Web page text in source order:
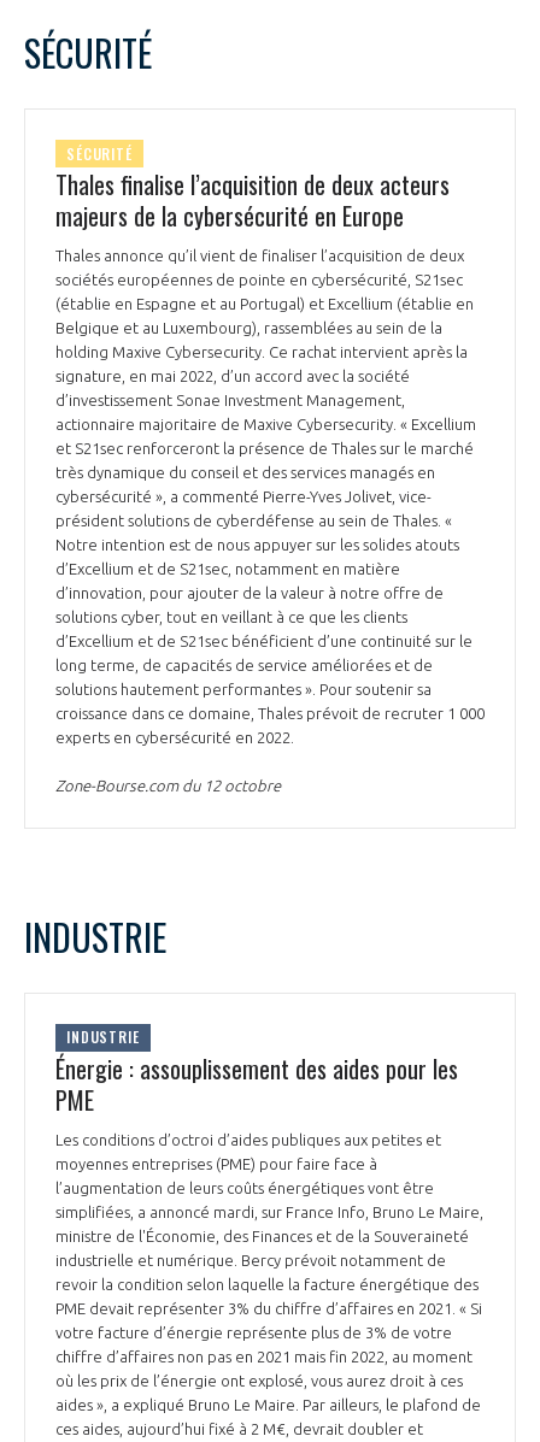
PRÉSENTATION
NOTRE VISION
NOS MISSIONS
NOTRE HISTOIRE
ORGANISATION
LE CONSEIL DU GIFAS
L’ÉQUIPE DU GIFAS
NOS RÉSEAUX À L'INTERNATIONAL
FONCTIONNEMENT
GEADS
COMITÉ AERO PME
STARTAIR
COMMISSIONS ET COMITÉS
ACCOMPAGNEMENT DE NOS ADHÉRENTS
LES PROGRAMMES DU GIFAS
UN ÉCOSYSTÈME INTÉGRÉ ET COHÉRENT
POURQUOI DEVENIR MEMBRE ?
LA MÉDIATION
LA MÉDIATION DANS LA FILIÈRE AÉRONAUTIQUE ET SPATIALE
LE MÉDIATEUR DE LA FILIÈRE AÉRONAUTIQUE ET SPATIALE
MÉDIATION ET CHARTE D’ENGAGEMENT SUR LES RELATIONS ENTRE
CLIENTS ET FOURNISSEURS
LA MÉDIATION AU-DELÀ DE LA FILIÈRE AÉRONAUTIQUE ET SPATIALE
LE SALON DU BOURGET
L'OBSERVATOIRE
CHIFFRES CLÉS
LES ENJEUX
INNOVATION
INTERNATIONALISATION
DOCUMENTS & BROCHURES
RAPPORTS D'ACTIVITÉS
1
2
10
13
17
18
31
SÉCURITÉ
SÉCURITÉ
Thales finalise l’acquisition de deux acteurs
majeurs de la cybersécurité en Europe
Thales annonce qu’il vient de finaliser l’acquisition de deux
sociétés européennes de pointe en cybersécurité, S21sec
(établie en Espagne et au Portugal) et Excellium (établie en
Belgique et au Luxembourg), rassemblées au sein de la
holding Maxive Cybersecurity. Ce rachat intervient après la
signature, en mai 2022, d’un accord avec la société
d’investissement Sonae Investment Management,
actionnaire majoritaire de Maxive Cybersecurity. « Excellium
et S21sec renforceront la présence de Thales sur le marché
très dynamique du conseil et des services managés en
cybersécurité », a commenté Pierre-Yves Jolivet, vice-
président solutions de cyberdéfense au sein de Thales. «
Notre intention est de nous appuyer sur les solides atouts
d’Excellium et de S21sec, notamment en matière
d’innovation, pour ajouter de la valeur à notre offre de
solutions cyber, tout en veillant à ce que les clients
d’Excellium et de S21sec bénéficient d’une continuité sur le
long terme, de capacités de service améliorées et de
solutions hautement performantes ». Pour soutenir sa
croissance dans ce domaine, Thales prévoit de recruter 1 000
experts en cybersécurité en 2022.
Zone-Bourse.com du 12 octobre
INDUSTRIE
INDUSTRIE
Énergie : assouplissement des aides pour les
PME
Les conditions d’octroi d’aides publiques aux petites et
moyennes entreprises (PME) pour faire face à
l’augmentation de leurs coûts énergétiques vont être
simplifiées, a annoncé mardi, sur France Info, Bruno Le Maire,
ministre de l'Économie, des Finances et de la Souveraineté
industrielle et numérique. Bercy prévoit notamment de
revoir la condition selon laquelle la facture énergétique des
PME devait représenter 3% du chiffre d’affaires en 2021. « Si
votre facture d’énergie représente plus de 3% de votre
chiffre d’affaires non pas en 2021 mais fin 2022, au moment
où les prix de l’énergie ont explosé, vous aurez droit à ces
aides », a expliqué Bruno Le Maire. Par ailleurs, le plafond de
ces aides, aujourd’hui fixé à 2 M€, devrait doubler et
Rejoignez une filière d’excellence et développez
Découvrez les avantages d'adhérer au GIFAS.
Rencontres, salons, données sectorielles,
programmes ...
DEMANDE D’ADHÉSION